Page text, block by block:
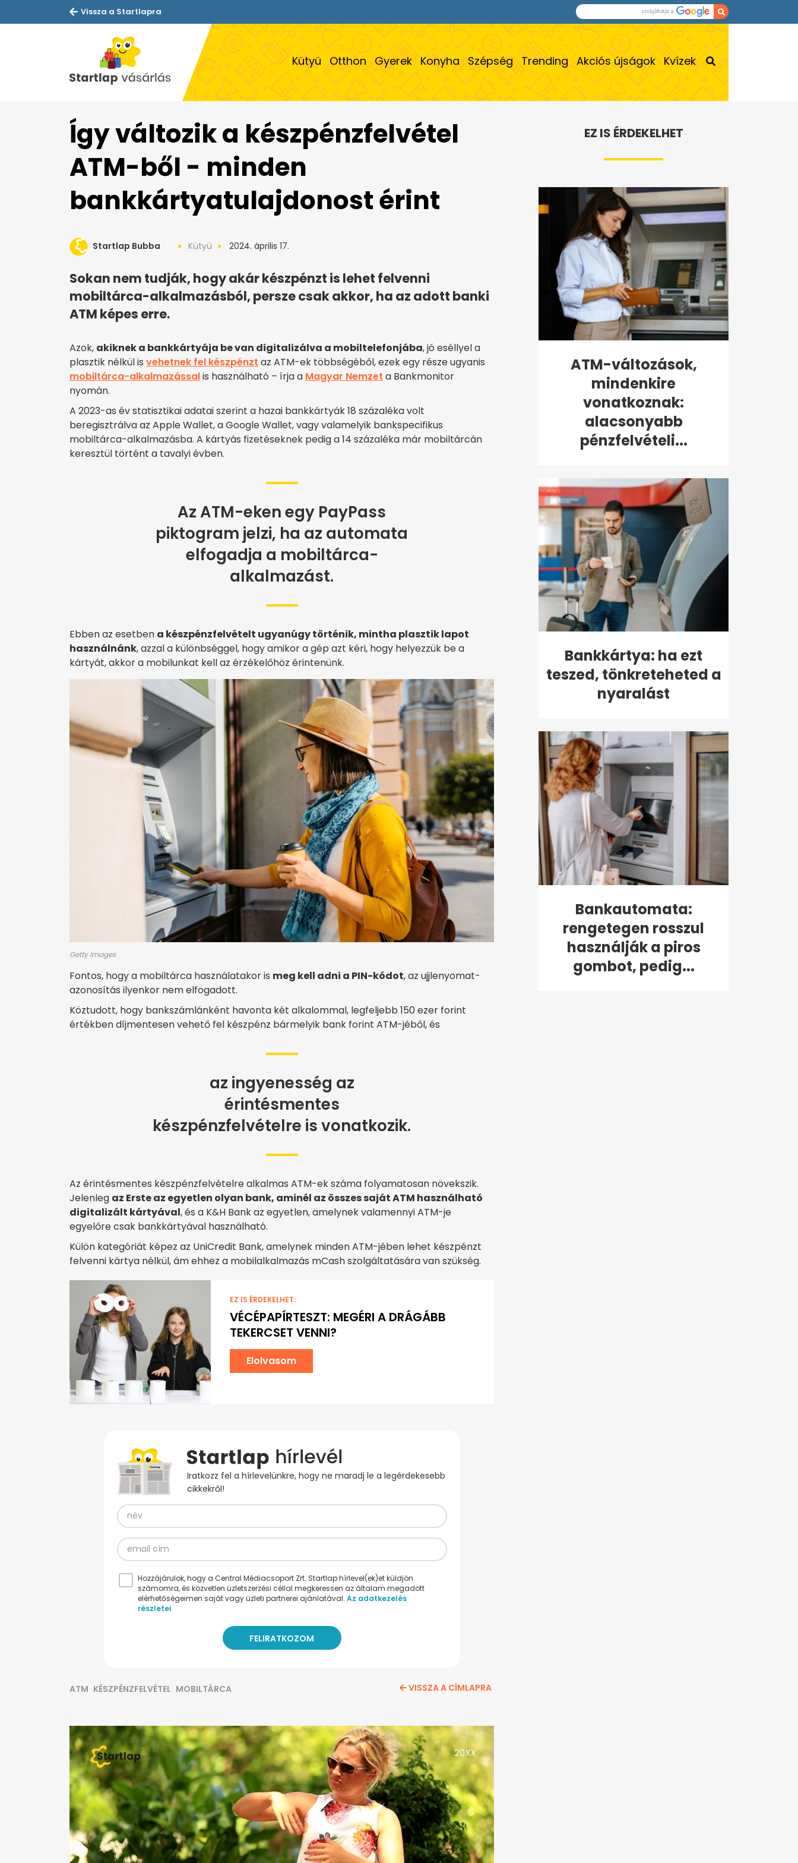
Vissza a Startlapra
Kütyü Otthon Gyerek Konyha Szépség Trending Akciós újságok Kvízek
Így változik a készpénzfelvétel
ATM-ből - minden
bankkártyatulajdonost érint
Startlap Bubba Kütyü 2024. április 17.
Sokan nem tudják, hogy akár készpénzt is lehet felvenni
mobiltárca-alkalmazásból, persze csak akkor, ha az adott banki
ATM képes erre.
Azok, akiknek a bankkártyája be van digitalizálva a mobiltelefonjába, jó eséllyel a
plasztik nélkül is vehetnek fel készpénzt az ATM-ek többségéből, ezek egy része ugyanis
mobiltárca-alkalmazássalis használható – írja a Magyar Nemzet a Bankmonitor
nyomán.
A 2023-as év statisztikai adatai szerint a hazai bankkártyák 18 százaléka volt
beregisztrálva az Apple Wallet, a Google Wallet, vagy valamelyik bankspecifikus
mobiltárca-alkalmazásba. A kártyás fizetéseknek pedig a 14 százaléka már mobiltárcán
keresztül történt a tavalyi évben.
Az ATM-eken egy PayPass
piktogram jelzi, ha az automata
elfogadja a mobiltárca-
alkalmazást.
Ebben az esetben a készpénzfelvételt ugyanúgy történik, mintha plasztik lapot
használnánk, azzal a különbséggel, hogy amikor a gép azt kéri, hogy helyezzük be a
kártyát, akkor a mobilunkat kell az érzékelőhöz érintenünk.
Getty Images
Fontos, hogy a mobiltárca használatakor is meg kell adni a PIN-kódot, az ujjlenyomat-
azonosítás ilyenkor nem elfogadott.
Köztudott, hogy bankszámlánként havonta két alkalommal, legfeljebb 150 ezer forint
értékben díjmentesen vehető fel készpénz bármelyik bank forint ATM-jéből, és
az ingyenesség az
érintésmentes
készpénzfelvételre is vonatkozik.
Az érintésmentes készpénzfelvételre alkalmas ATM-ek száma folyamatosan növekszik.
Jelenleg az Erste az egyetlen olyan bank, aminél az összes saját ATM használható
digitalizált kártyával, és a K&H Bank az egyetlen, amelynek valamennyi ATM-je
egyelőre csak bankkártyával használható.
Külön kategóriát képez az UniCredit Bank, amelynek minden ATM-jében lehet készpénzt
felvenni kártya nélkül, ám ehhez a mobilalkalmazás mCash szolgáltatására van szükség.
EZ IS ÉRDEKELHET:
VÉCÉPAPÍRTESZT: MEGÉRI A DRÁGÁBB
TEKERCSET VENNI?
Elolvasom
Iratkozz fel a hírlevelünkre, hogy ne maradj le a legérdekesebb
cikkekről!
Hozzájárulok, hogy a Central Médiacsoport Zrt. Startlap hírlevel(ek)et küldjön
számomra, és közvetlen üzletszerzési céllal megkeressen az általam megadott
elérhetőségeimen saját vagy üzleti partnerei ajánlatával. Az adatkezelés
részletei
ATM KÉSZPÉNZFELVÉTEL MOBILTÁRCA VISSZA A CÍMLAPRA
EZ IS ÉRDEKELHET
ATM-változások,
mindenkire
vonatkoznak:
alacsonyabb
pénzfelvételi...
Bankkártya: ha ezt
teszed, tönkreteheted a
nyaralást
Bankautomata:
rengetegen rosszul
használják a piros
gombot, pedig...